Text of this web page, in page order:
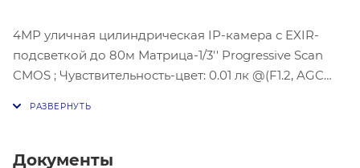
4МР уличная цилиндрическая IP-камера с EXIR-
подсветкой до 80м Матрица-1/3'' Progressive Scan
CMOS ; Чувствительность-цвет: 0.01 лк @(F1.2, AGC
1520 @30к/с; механический ИК-фильтр;Видео
Документы